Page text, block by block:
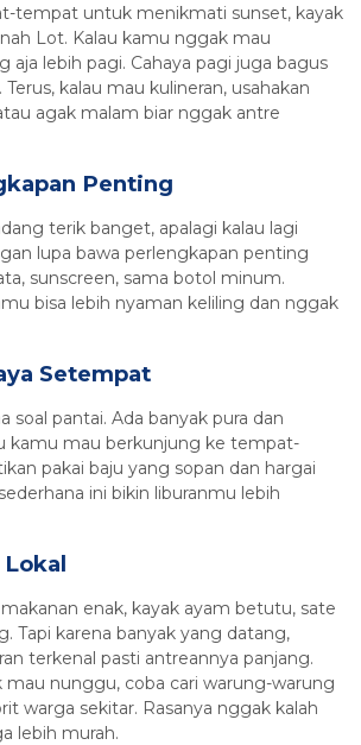
tempat untuk menikmati sunset, kayak
Lot. Kalau kamu nggak mau
aja lebih pagi. Cahaya pagi juga bagus
kalau mau kulineran, usahakan
agak malam biar nggak antre
Penting
terik banget, apalagi kalau lagi
lupa bawa perlengkapan penting
sunscreen, sama botol minum.
bisa lebih nyaman keliling dan nggak
Setempat
soal pantai. Ada banyak pura dan
kamu mau berkunjung ke tempat-
pakai baju yang sopan dan hargai
ini bikin liburanmu lebih
enak, kayak ayam betutu, sate
Tapi karena banyak yang datang,
terkenal pasti antreannya panjang.
mau nunggu, coba cari warung-warung
warga sekitar. Rasanya nggak kalah
lebih murah.